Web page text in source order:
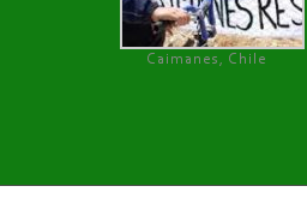
Caimanes, Chile